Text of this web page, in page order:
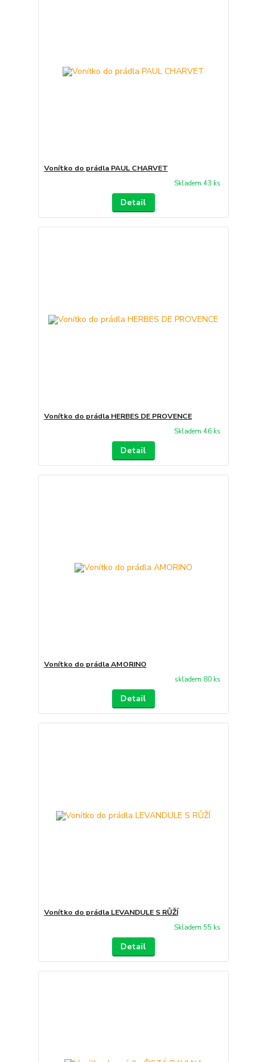
Vonítko do prádla PAUL CHARVET
Skladem 43 ks
Detail
Vonítko do prádla HERBES DE PROVENCE
Skladem 46 ks
Detail
Vonítko do prádla AMORINO
skladem 80 ks
Detail
Vonítko do prádla LEVANDULE S RŮŽÍ
Skladem 55 ks
Detail